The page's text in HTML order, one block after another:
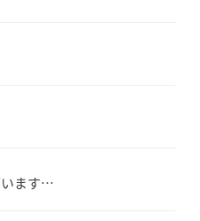
ます…